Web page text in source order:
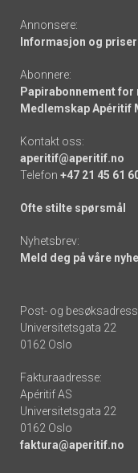
Annonsere:
Informasjon og
Abonnere:
Papirabonnement
Medlemskap Apéritif
Kontakt oss:
aperitif@aperitif.no
Telefon +47 21 45 61
Ofte stilte spørsmål
Nyhetsbrev:
Meld deg på våre
Post- og
Universitetsgata 22
0162 Oslo
Fakturaadresse:
Apéritif AS
Universitetsgata 22
0162 Oslo
faktura@aperitif.no